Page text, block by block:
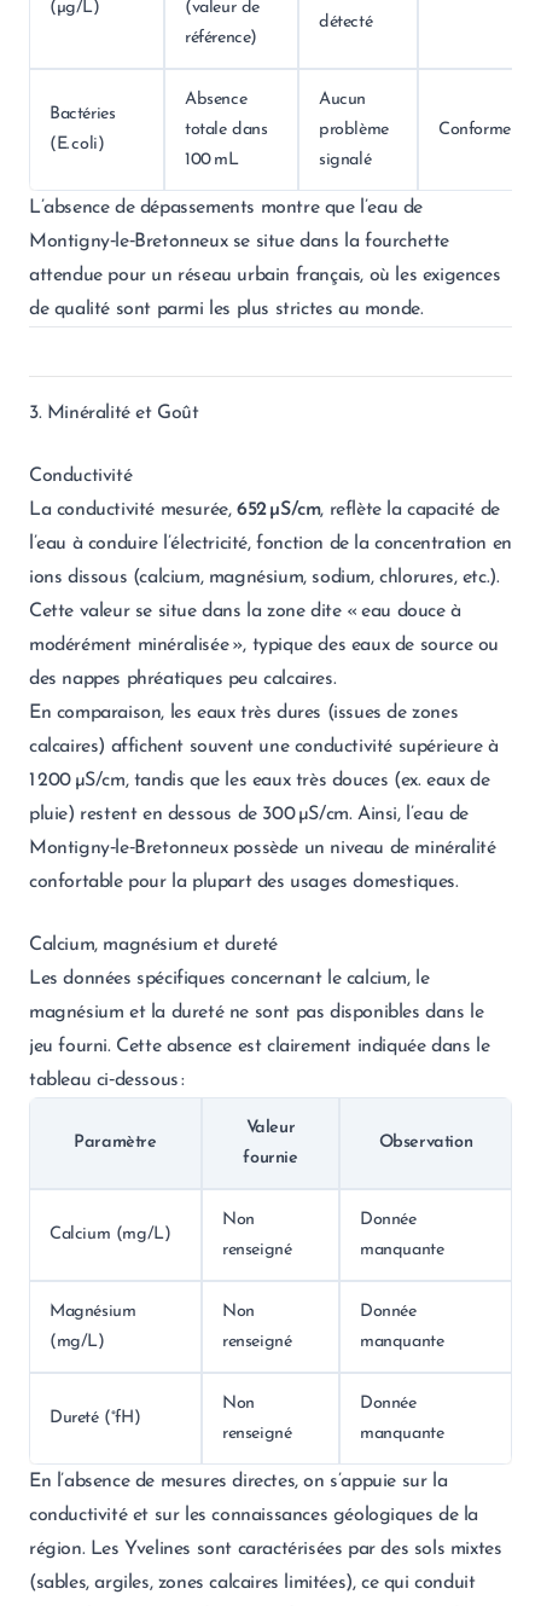
(µg/L)
(valeur de
référence)
détecté
Bactéries
(E. coli)
Absence
totale dans
100 mL
Aucun
problème
signalé
Conforme
L’absence de dépassements montre que l’eau de
Montigny‑le‑Bretonneux se situe dans la fourchette
attendue pour un réseau urbain français, où les exigences
de qualité sont parmi les plus strictes au monde.
3. Minéralité et Goût
Conductivité
La conductivité mesurée, 652 µS/cm, reflète la capacité de
l’eau à conduire l’électricité, fonction de la concentration en
ions dissous (calcium, magnésium, sodium, chlorures, etc.).
Cette valeur se situe dans la zone dite « eau douce à
modérément minéralisée », typique des eaux de source ou
des nappes phréatiques peu calcaires.
En comparaison, les eaux très dures (issues de zones
calcaires) affichent souvent une conductivité supérieure à
1 200 µS/cm, tandis que les eaux très douces (ex. eaux de
pluie) restent en dessous de 300 µS/cm. Ainsi, l’eau de
Montigny‑le‑Bretonneux possède un niveau de minéralité
confortable pour la plupart des usages domestiques.
Calcium, magnésium et dureté
Les données spécifiques concernant le calcium, le
magnésium et la dureté ne sont pas disponibles dans le
jeu fourni. Cette absence est clairement indiquée dans le
tableau ci‑dessous :
Paramètre
Valeur
fournie
Observation
Calcium (mg/L)
Non
renseigné
Donnée
manquante
Magnésium
(mg/L)
Non
renseigné
Donnée
manquante
Dureté (°fH)
Non
renseigné
Donnée
manquante
En l’absence de mesures directes, on s’appuie sur la
conductivité et sur les connaissances géologiques de la
région. Les Yvelines sont caractérisées par des sols mixtes
(sables, argiles, zones calcaires limitées), ce qui conduit